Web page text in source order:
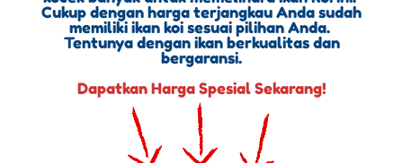
Cukup dengan harga terjangkau Anda sudah
memiliki ikan koi sesuai pilihan Anda.
Tentunya dengan ikan berkualitas dan
bergaransi.
Dapatkan Harga Spesial Sekarang!